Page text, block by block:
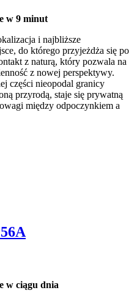
w 9 minut
i najbliższe
do którego przyjeżdża się po
z naturą, który pozwala na
z nowej perspektywy.
części nieopodal granicy
przyrodą, staje się prywatną
między odpoczynkiem a
w ciągu dnia